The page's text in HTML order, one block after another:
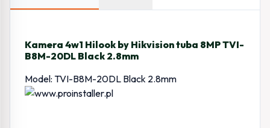
Kamera 4w1 Hilook by Hikvision tuba 8MP TVI-
B8M-20DL Black 2.8mm
Model: TVI-B8M-20DL Black 2.8mm